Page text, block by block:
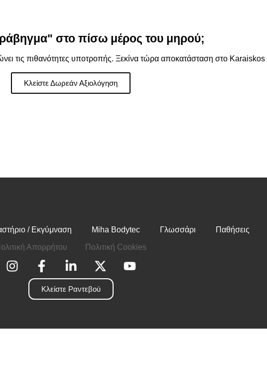
στο πίσω μέρος του μηρού;
τις πιθανότητες υποτροπής. Ξεκίνα τώρα αποκατάσταση στο
Κλείστε Δωρεάν Αξιολόγηση
/ Εκγύμναση Miha Bodytec Γλωσσάρι Παθήσεις
Απορρήτου Πολιτική Cookies
Κλείστε Ραντεβού